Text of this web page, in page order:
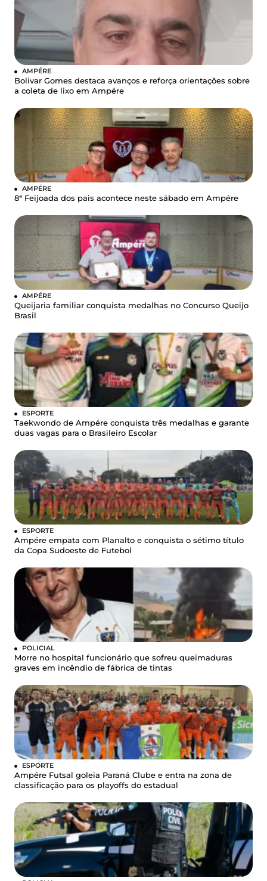
AMPÉRE
Bolivar Gomes destaca avanços e reforça orientações sobre
a coleta de lixo em Ampére
AMPÉRE
8ª Feijoada dos pais acontece neste sábado em Ampére
AMPÉRE
Queijaria familiar conquista medalhas no Concurso Queijo
Brasil
ESPORTE
Taekwondo de Ampére conquista três medalhas e garante
duas vagas para o Brasileiro Escolar
ESPORTE
Ampére empata com Planalto e conquista o sétimo título
da Copa Sudoeste de Futebol
POLICIAL
Morre no hospital funcionário que sofreu queimaduras
graves em incêndio de fábrica de tintas
ESPORTE
Ampére Futsal goleia Paraná Clube e entra na zona de
classificação para os playoffs do estadual